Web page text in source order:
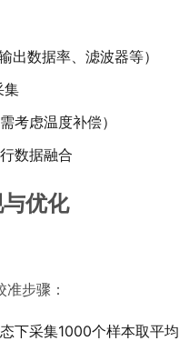
出数据率、滤波器等）
集
考虑温度补偿）
数据融合
优化
步骤：
下采集1000个样本取平均